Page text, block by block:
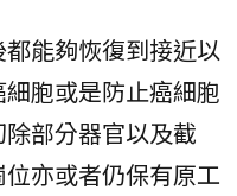
能夠恢復到接近以
胞或是防止癌細胞
部分器官以及截
亦或者仍保有原工